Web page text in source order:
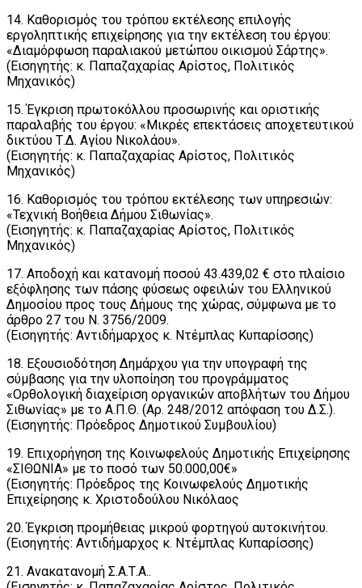
14. Καθορισμός του τρόπου εκτέλεσης επιλογής
εργοληπτικής επιχείρησης για την εκτέλεση του έργου:
«Διαμόρφωση παραλιακού μετώπου οικισμού Σάρτης».
(Εισηγητής: κ. Παπαζαχαρίας Αρίστος, Πολιτικός
Μηχανικός)
15. Έγκριση πρωτοκόλλου προσωρινής και οριστικής
παραλαβής του έργου: «Μικρές επεκτάσεις αποχετευτικού
δικτύου Τ.Δ. Αγίου Νικολάου».
(Εισηγητής: κ. Παπαζαχαρίας Αρίστος, Πολιτικός
Μηχανικός)
16. Καθορισμός του τρόπου εκτέλεσης των υπηρεσιών:
«Τεχνική Βοήθεια Δήμου Σιθωνίας».
(Εισηγητής: κ. Παπαζαχαρίας Αρίστος, Πολιτικός
Μηχανικός)
17. Αποδοχή και κατανομή ποσού 43.439,02 € στο πλαίσιο
εξόφλησης των πάσης φύσεως οφειλών του Ελληνικού
Δημοσίου προς τους Δήμους της χώρας, σύμφωνα με το
άρθρο 27 του Ν. 3756/2009.
(Εισηγητής: Αντιδήμαρχος κ. Ντέμπλας Κυπαρίσσης)
18. Εξουσιοδότηση Δημάρχου για την υπογραφή της
σύμβασης για την υλοποίηση του προγράμματος
«Ορθολογική διαχείριση οργανικών αποβλήτων του Δήμου
Σιθωνίας» με το Α.Π.Θ. (Αρ. 248/2012 απόφαση του Δ.Σ.).
(Εισηγητής: Πρόεδρος Δημοτικού Συμβουλίου)
19. Επιχορήγηση της Κοινωφελούς Δημοτικής Επιχείρησης
«ΣΙΘΩΝΙΑ» με το ποσό των 50.000,00€»
(Εισηγητής: Πρόεδρος της Κοινωφελούς Δημοτικής
Επιχείρησης κ. Χριστοδούλου Νικόλαος
20. Έγκριση προμήθειας μικρού φορτηγού αυτοκινήτου.
(Εισηγητής: Αντιδήμαρχος κ. Ντέμπλας Κυπαρίσσης)
21. Ανακατανομή Σ.Α.Τ.Α..